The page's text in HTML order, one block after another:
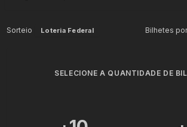
Sorteio Loteria Federal Bilhetes
SELECIONE A QUANTIDADE DE